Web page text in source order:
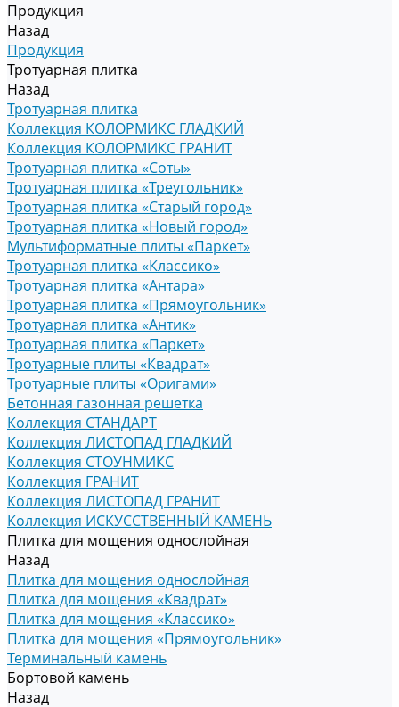
Продукция
Назад
Продукция
Тротуарная плитка
Назад
Тротуарная плитка
Коллекция КОЛОРМИКС ГЛАДКИЙ
Коллекция КОЛОРМИКС ГРАНИТ
Тротуарная плитка «Соты»
Тротуарная плитка «Треугольник»
Тротуарная плитка «Старый город»
Тротуарная плитка «Новый город»
Мультиформатные плиты «Паркет»
Тротуарная плитка «Классико»
Тротуарная плитка «Антара»
Тротуарная плитка «Прямоугольник»
Тротуарная плитка «Антик»
Тротуарная плитка «Паркет»
Тротуарные плиты «Квадрат»
Тротуарные плиты «Оригами»
Бетонная газонная решетка
Коллекция СТАНДАРТ
Коллекция ЛИСТОПАД ГЛАДКИЙ
Коллекция СТОУНМИКС
Коллекция ГРАНИТ
Коллекция ЛИСТОПАД ГРАНИТ
Коллекция ИСКУССТВЕННЫЙ КАМЕНЬ
Плитка для мощения однослойная
Назад
Плитка для мощения однослойная
Плитка для мощения «Квадрат»
Плитка для мощения «Классико»
Плитка для мощения «Прямоугольник»
Терминальный камень
Бортовой камень
Назад